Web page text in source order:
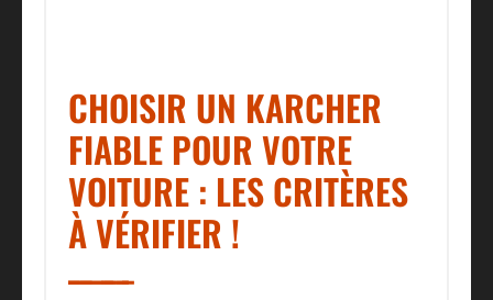
CHOISIR UN KARCHER
FIABLE POUR VOTRE
VOITURE : LES CRITÈRES
À VÉRIFIER !